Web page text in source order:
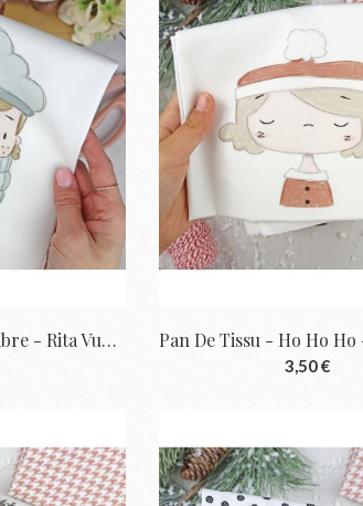
Pan De Tissu - Décembre - Rita Vuelve A...
3,50 €